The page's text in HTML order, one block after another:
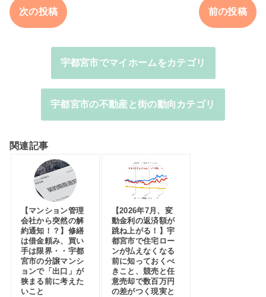
次の投稿 前の投稿
宇都宮市でマイホームをカテゴリ
宇都宮市の不動産と街の動向カテゴリ
関連記事
【マンション管理
会社から突然の解
約通知！？】修繕
は借金頼み、買い
手は限界・・宇都
宮市の分譲マンシ
ョンで「出口」が
狭まる前に考えた
いこと
【2026年7月、変
動金利の返済額が
跳ね上がる！】宇
都宮市で住宅ロー
ンが払えなくなる
前に知っておくべ
きこと、競売と任
意売却で数百万円
の差がつく現実と